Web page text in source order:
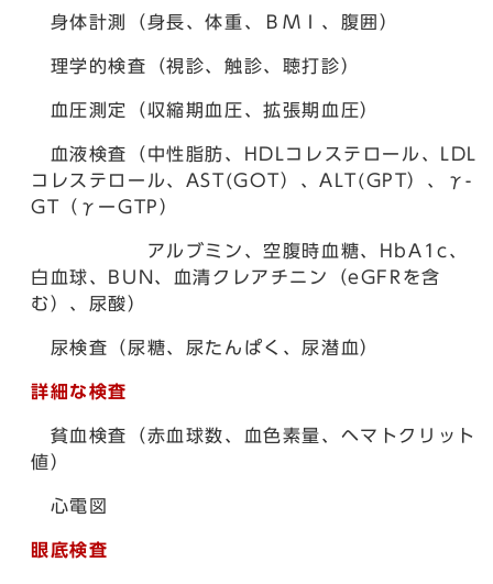
身体計測（身長、体重、ＢＭＩ、腹囲）
理学的検査（視診、触診、聴打診）
血圧測定（収縮期血圧、拡張期血圧）
血液検査（中性脂肪、HDLコレステロール、LDL
コレステロール、AST(GOT）、ALT(GPT）、γ-
GT（γーGTP）
アルブミン、空腹時血糖、HbA1c、
白血球、BUN、血清クレアチニン（eGFRを含
む）、尿酸）
尿検査（尿糖、尿たんぱく、尿潜血）
詳細な検査
貧血検査（赤血球数、血色素量、ヘマトクリット
値）
心電図
眼底検査